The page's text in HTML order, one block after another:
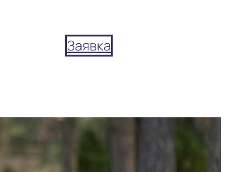
Заявка